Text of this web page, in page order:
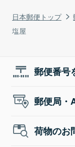
日本郵便トップ
塩屋
郵便番号
郵便局・
荷物のお